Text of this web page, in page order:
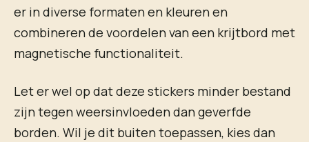
er in diverse formaten en kleuren en
combineren de voordelen van een krijtbord met
magnetische functionaliteit.
Let er wel op dat deze stickers minder bestand
zijn tegen weersinvloeden dan geverfde
borden. Wil je dit buiten toepassen, kies dan